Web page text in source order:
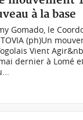
à la base
Gomado, le
(ph)Un
Vient
dernier à Lomé